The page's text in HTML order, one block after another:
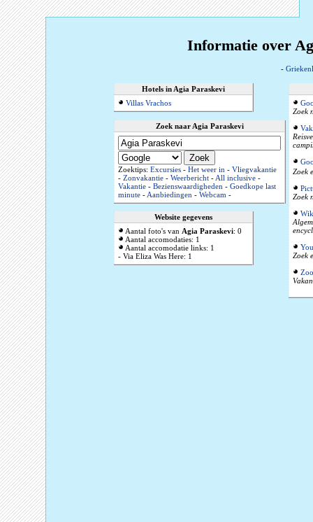
Informatie over
-
Hotels in Agia Paraskevi
Villas Vrachos
Zoek naar Agia Paraskevi
Zoektips: Excursies - Het weer in - Vliegvakantie
- Zonvakantie - Weerbericht -All inclusive -
Vakantie - Bezienswaardigheden - Goedkope last
minute -Aanbiedingen - Webcam -
Website gegevens
Aantal foto's van Agia Paraskevi: 0
Aantal accomodaties: 1
Aantal accomodatie links: 1
- Via Eliza Was Here: 1
Zoek
Zoek
Zoek
Zoek